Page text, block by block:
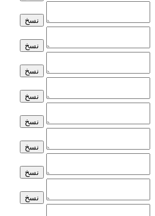
نسخ
نسخ
نسخ
نسخ
نسخ
نسخ
نسخ
نسخ